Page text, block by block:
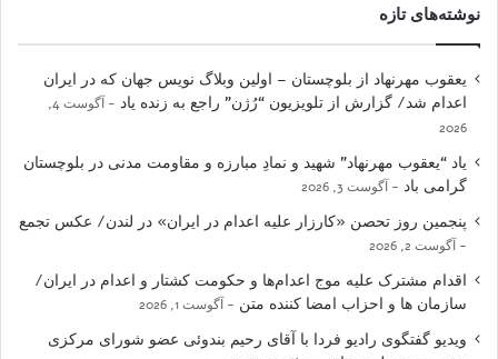
نوشته‌های تازه
یعقوب مهرنهاد از بلوچستان – اولین وبلاگ نویس جهان که در ایران
اعدام شد/ گزارش از تلویزیون “رُژن” راجع به زنده یاد
آگوست 4,
2026
یاد “یعقوب مهرنهاد” شهید و نمادِ مبارزه و مقاومت مدنی در بلوچستان
گرامی باد
آگوست 3, 2026
پنجمین روز تحصن «کارزار علیه اعدام در ایران» در لندن/ عکس تجمع
آگوست 2, 2026
اقدام مشترک علیه موج اعدام‌ها و حکومت کشتار و اعدام در ایران/
سازمان ها و احزاب امضا کننده متن
آگوست 1, 2026
ویدیو گفتگوی رادیو فردا با آقای رحیم بندوئی عضو شورای مرکزی